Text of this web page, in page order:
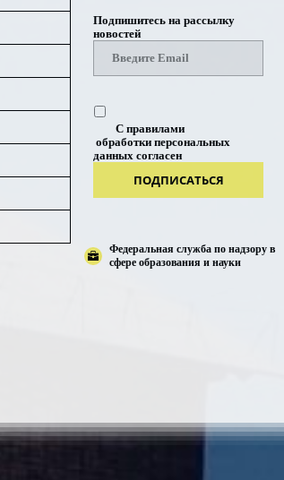
Подпишитесь на рассылку
новостей
С правилами
обработки персональных
данных согласен
ПОДПИСАТЬСЯ
Федеральная служба по надзору в
сфере образования и науки